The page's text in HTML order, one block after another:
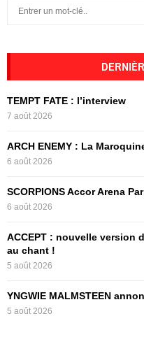
o
r
TEMPT FATE : l’interview
7 août 2026
ARCH ENEMY : La
6 août 2026
SCORPIONS Accor Arena
6 août 2026
ACCEPT : nouvelle version
au chant !
5 août 2026
YNGWIE MALMSTEEN
5 août 2026